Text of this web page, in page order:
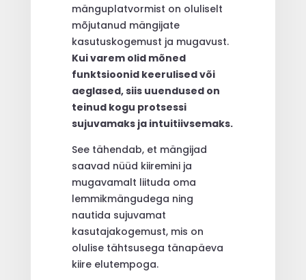
mänguplatvormist on oluliselt
mõjutanud mängijate
kasutuskogemust ja mugavust.
Kui varem olid mõned
funktsioonid keerulised või
aeglased, siis uuendused on
teinud kogu protsessi
sujuvamaks ja intuitiivsemaks.
See tähendab, et mängijad
saavad nüüd kiiremini ja
mugavamalt liituda oma
lemmikmängudega ning
nautida sujuvamat
kasutajakogemust, mis on
olulise tähtsusega tänapäeva
kiire elutempoga.